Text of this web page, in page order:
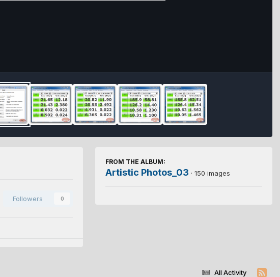
Followers 0
FROM THE ALBUM:
Artistic Photos_03 · 150 images
All Activity